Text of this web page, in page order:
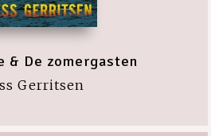
& De zomergasten
Gerritsen